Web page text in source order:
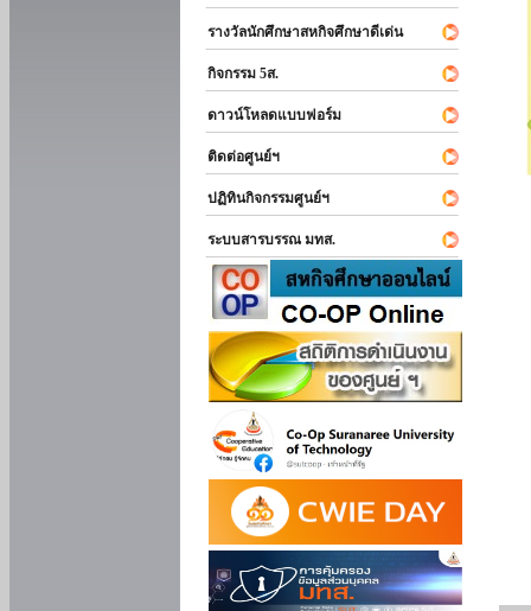
รางวัลนักศึกษาสหกิจศึกษาดีเด่น
กิจกรรม 5ส.
ดาวน์โหลดแบบฟอร์ม
ติดต่อศูนย์ฯ
ปฏิทินกิจกรรมศูนย์ฯ
ระบบสารบรรณ มทส.